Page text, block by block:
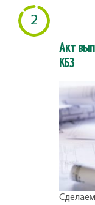
2
Акт
КБ3